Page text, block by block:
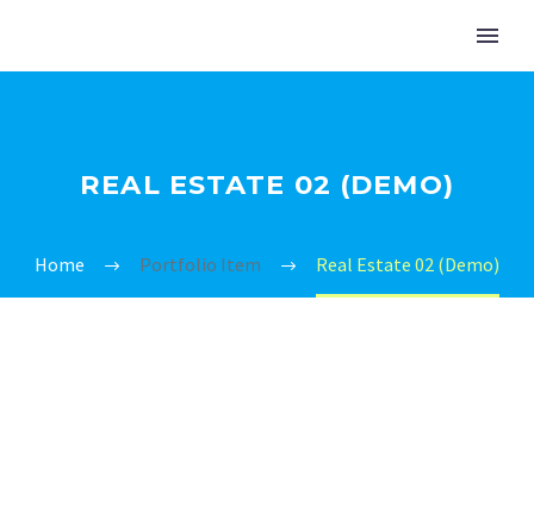
REAL ESTATE 02 (DEMO)
Home Portfolio Item Real Estate 02 (Demo)